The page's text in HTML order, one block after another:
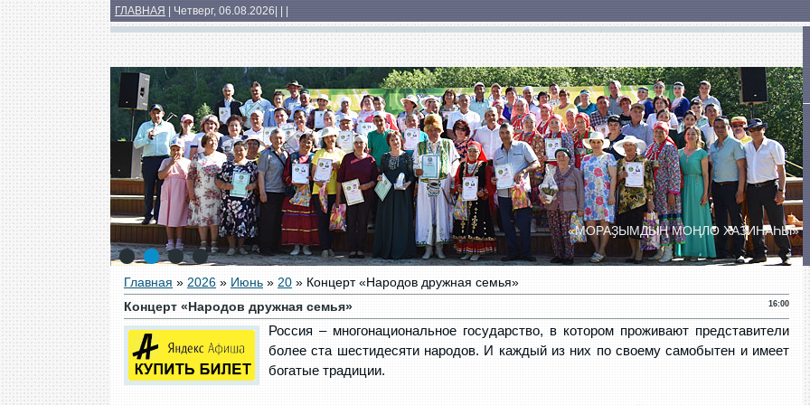
ГЛАВНАЯ | Четверг, 06.08.2026
Медиатека
«МОРАҘЫМДЫҢ МОҢЛО ХАЗИНАҺЫ»
«БӘЙЕМБӘТ УЙЫНДАРЫ»
ПРАЗДНИК ДУХОВОЙ МУЗЫКИ
1 2 3
4
Главная » 2026 » Июнь » 20 » Концерт «Народов дружная семья»
16:00
Концерт «Народов дружная семья»
Россия – многонациональное государство, в котором проживают представители
более ста шестидесяти народов. И каждый из них по своему самобытен и имеет
богатые традиции.